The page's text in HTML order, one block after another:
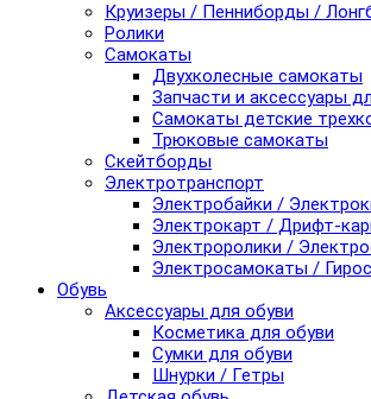
Круизеры / Пенниборды /
Ролики
Самокаты
Двухколесные самокаты
Запчасти и аксессуары
Самокаты детские
Трюковые самокаты
Скейтборды
Электротранспорт
Электробайки /
Электрокарт / Дрифт-
Электроролики /
Электросамокаты /
Обувь
Аксессуары для обуви
Косметика для обуви
Сумки для обуви
Шнурки / Гетры